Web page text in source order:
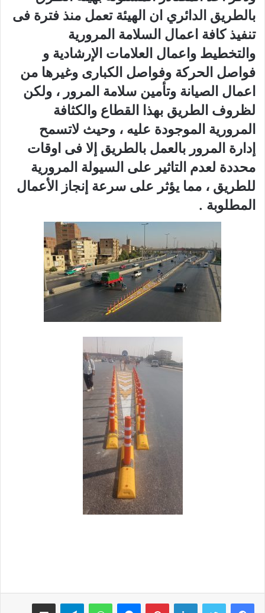
بالطريق الدائري ان الهيئة تعمل منذ فترة فى
تنفيذ كافة اعمال السلامة المرورية
والتخطيط واعمال العلامات الإرشادية و
فواصل الحركة وفواصل الكبارى وغيرها من
اعمال الصيانة وتأمين سلامة المرور ، ولكن
لظروف الطريق بهذا القطاع والكثافة
المرورية الموجودة عليه ، وحيث لاتسمح
إدارة المرور بالعمل بالطريق إلا فى اوقات
محددة لعدم التاثير على السيولة المرورية
للطريق ، مما يؤثر على سرعة إنجاز الأعمال
المطلوبة .
لينكدإن بينتيريستماسنجر واتساب تيلقرام مشاركة عبر البريد